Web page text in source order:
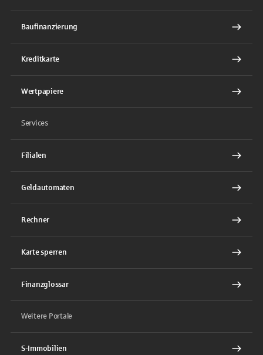
Baufinanzierung
Kreditkarte
Wertpapiere
Services
Filialen
Geldautomaten
Rechner
Karte sperren
Finanzglossar
Weitere Portale
S-Immobilien